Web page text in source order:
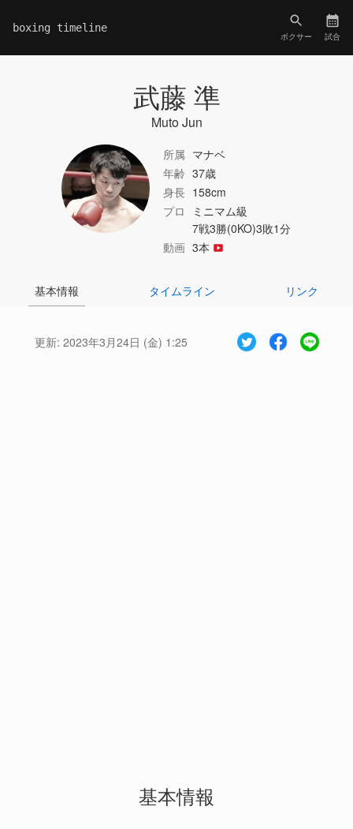
boxing timeline
ボクサー 試合
武藤 準
Muto Jun
所属 マナベ
年齢 37歳
身長 158cm
プロ
ミニマム級
7戦3勝(0KO)3敗1分
動画 3本
基本情報 タイムライン リンク
更新: 2023年3月24日 (金) 1:25
基本情報